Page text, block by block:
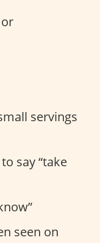
servings
say “take
seen on